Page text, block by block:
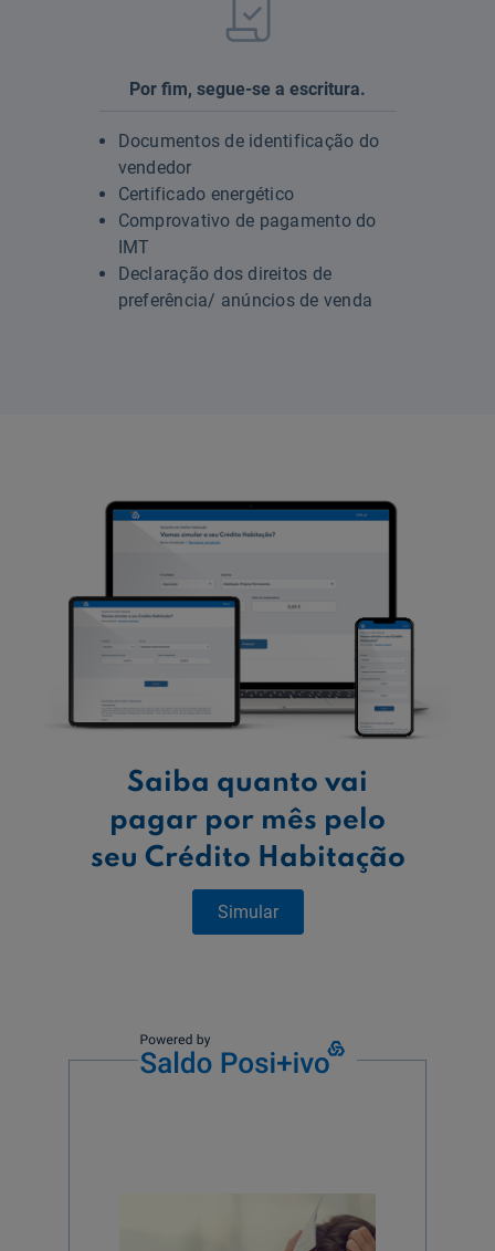
Por fim, segue-se a escritura.
Documentos de identificação do
vendedor
Certificado energético
Comprovativo de pagamento do
IMT
Declaração dos direitos de
preferência/ anúncios de venda
Saiba quanto vai
pagar por mês pelo
seu Crédito Habitação
Simular